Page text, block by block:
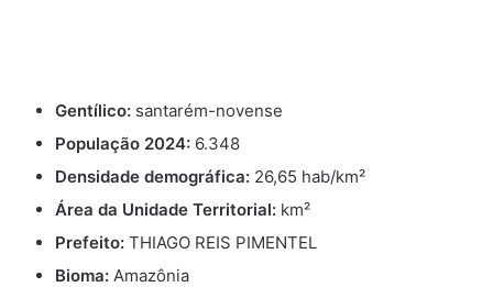
Gentílico: santarém-novense
População 2024: 6.348
Densidade demográfica: 26,65 hab/km²
Área da Unidade Territorial: km²
Prefeito: THIAGO REIS PIMENTEL
Bioma: Amazônia